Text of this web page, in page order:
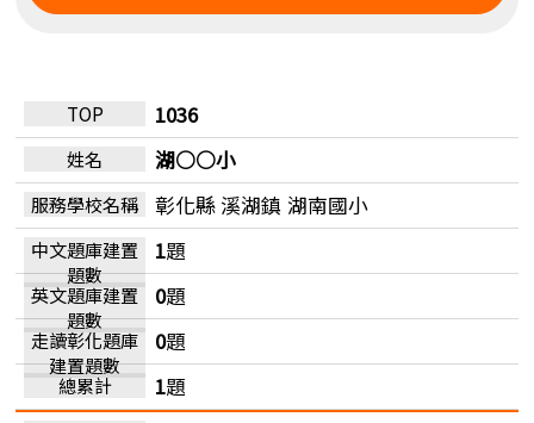
音
1036
湖○○小
彰化縣 溪湖鎮 湖南國小
1題
0題
0題
1題